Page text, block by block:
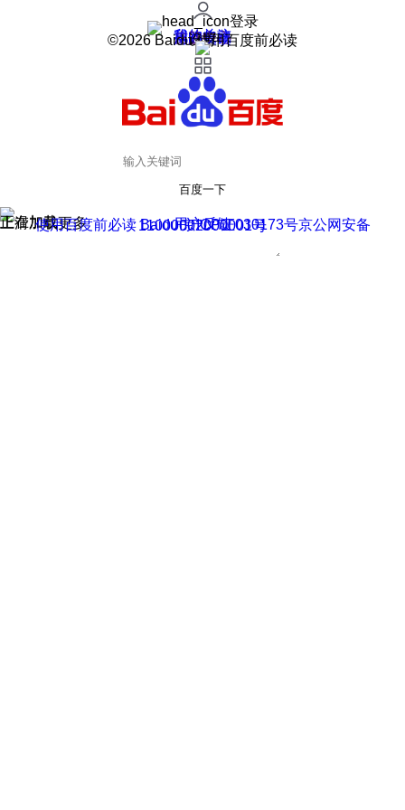
登录
我的关注
我的收藏
皮肤中心
用户反馈
设置
©2026 Baidu 使用百度前必读
百度一下
正在加载
上滑加载更多 用户反馈
使用百度前必读 Baidu 京ICP证030173号
京公网安备11000002000001号